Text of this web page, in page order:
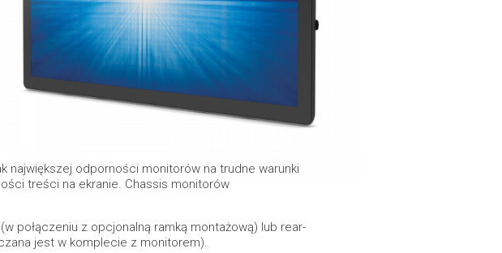
największej odporności monitorów na trudne warunki
treści na ekranie. Chassis monitorów
połączeniu z opcjonalną ramką montażową) lub rear-
jest w komplecie z monitorem).